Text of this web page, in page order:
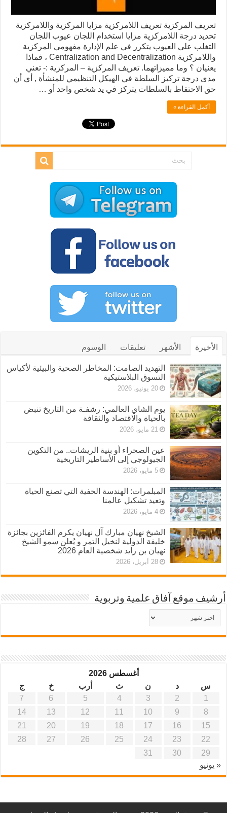
تعريف المركزية تعريف اللامركزية مزايا المركزية واللامركزية
تحديد درجة اللامركزية مزايا استخدام اللجان عيوب اللجان
التغلب على العيوب يتكرر في علم الإدارة مفهومي المركزية
واللامركزية Centralization and Decentralization ، فماذا
يعنيان ؟ وما مميزاتهما. تعريف المركزية – المركزية :- تعني
مدى درجة تركيز السلطة في الهيكل التنظيمي للمنشأة , أي أن
حق الاحتفاظ بالسلطات يتركز في يد شخص واحد أو …
أكمل القراءة »
الأخيرة الأشهر تعليقات الوسوم
التهديد الصامت: المخاطر الصحية والبيئية لأكياس
التسوق البلاستيكية
20 يونيو، 2026
يوم الشاي العالمي: رشفـة من التاريخ تنبض
بالحياة والاقتصاد والثقافة
21 مايو، 2026
عين الصحراء أو بنية الريشات.. من التكوين
الجيولوجي إلى الأساطير التاريخية
5 مايو، 2026
المبلمرات: الهندسة الخفية التي تصنع الحياة
وتعيد تشكيل عالمنا
4 مايو، 2026
الشيخ نهيان مبارك آل نهيان يكرم الفائزين بجائزة
خليفة الدولية لنخيل التمر و يُعلن سمو الشيخ
نهيان بن زايد شخصية العام 2026
28 أبريل، 2026
أرشيف موقع آفاق علمية وتربوية
أرشيف
موقع
آفاق
أغسطس 2026
س
د ن ث أرب خ
ج
1
2
3
4
5
6
7
8
9
10
11
12
13
14
15
16
17
18
19
20
21
22
23
24
25
26
27
28
29
30
31
« يونيو